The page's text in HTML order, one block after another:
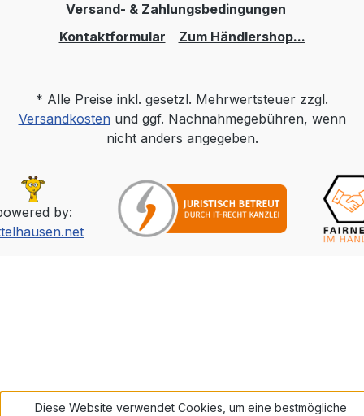
Versand- & Zahlungsbedingungen
Kontaktformular
Zum Händlershop...
* Alle Preise inkl. gesetzl. Mehrwertsteuer zzgl.
Versandkostenund ggf. Nachnahmegebühren, wenn
nicht anders angegeben.
by:
Diese Website verwendet Cookies, um eine bestmögliche